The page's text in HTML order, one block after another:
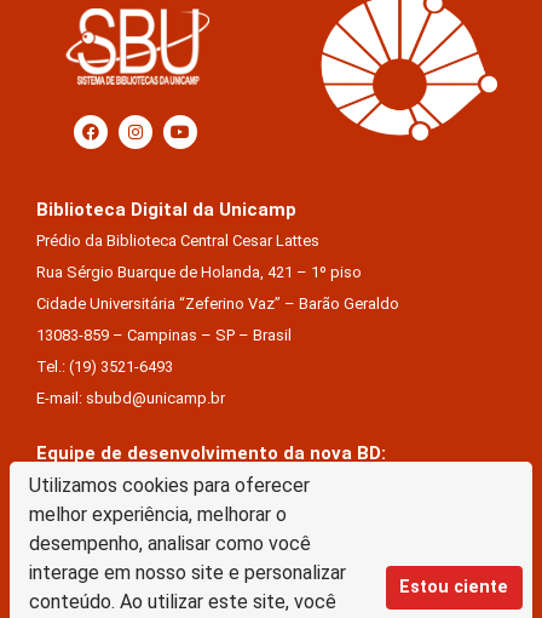
Utilizamos cookies para oferecer
melhor experiência, melhorar o
desempenho, analisar como você
interage em nosso site e personalizar
conteúdo. Ao utilizar este site, você
Estou ciente
Biblioteca Digital da Unicamp
Prédio da Biblioteca Central Cesar Lattes
Rua Sérgio Buarque de Holanda, 421 – 1º piso
Cidade Universitária “Zeferino Vaz” – Barão Geraldo
13083-859 – Campinas – SP – Brasil
Tel.: (19) 3521-6493
E-mail: sbubd@unicamp.br
Equipe de desenvolvimento da nova BD:
Keite Aparecida Duarte
Márcio Vinícius De Jesus Almeida
Saul Victor De Castro E Silva
A Biblioteca Digital da Unicamp está licenciado com uma Licença Creative Commons –